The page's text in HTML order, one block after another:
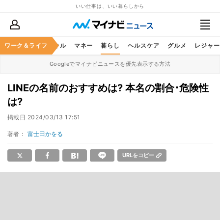
いい仕事は、いい暮らしから
ワーク＆ライフ
ア ビジネススキル マネー 暮らし ヘルスケア グルメ レジャー
Googleでマイナビニュースを優先表示する方法
LINEの名前のおすすめは? 本名の割合･危険性
は?
掲載日 2024/03/13 17:51
著者： 富士田かをる
URLをコピー